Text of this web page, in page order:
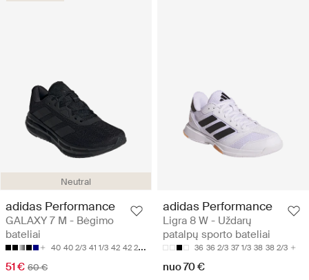
Neutral
adidas Performance
GALAXY 7 M - Bėgimo
bateliai
40 40 2/3 41 1/3 42 42 2/3
51 € 60 €
adidas Performance
Ligra 8 W - Uždarų
patalpų sporto bateliai
36 36 2/3 37 1/3 38 38 2/3
nuo 70 €